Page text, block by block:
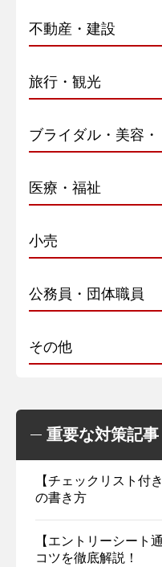
不動産・建設
旅行・観光
ブライダル・美容・
医療・福祉
小売
公務員・団体職員
その他
重要な対策記事
【チェックリスト付
の書き方
【エントリーシート
コツを徹底解説！